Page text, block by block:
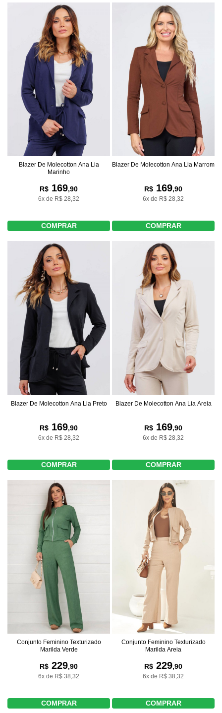
Blazer De Molecotton Ana Lia
Marinho
R$ 169,90
6x de R$ 28,32
COMPRAR
Blazer De Molecotton Ana Lia Marrom
R$ 169,90
6x de R$ 28,32
COMPRAR
Blazer De Molecotton Ana Lia Preto
R$ 169,90
6x de R$ 28,32
COMPRAR
Blazer De Molecotton Ana Lia Areia
R$ 169,90
6x de R$ 28,32
COMPRAR
Conjunto Feminino Texturizado
Marilda Verde
R$ 229,90
6x de R$ 38,32
COMPRAR
Conjunto Feminino Texturizado
Marilda Areia
R$ 229,90
6x de R$ 38,32
COMPRAR